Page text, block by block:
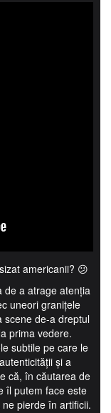
americanii? 😕
de a atrage atenția
uneori granițele
scene de-a dreptul
prima vedere.
subtile pe care le
și a
că, în căutarea de
îl putem face este
pierde în artificii.